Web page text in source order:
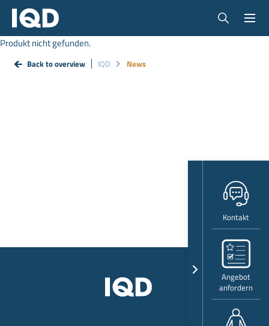
Kontakt
Angebot
anfordern
Back to overview IQD News
Produkt nicht gefunden.